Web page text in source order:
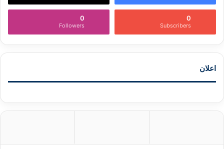
0
Subscribers
0
Followers
اعلان